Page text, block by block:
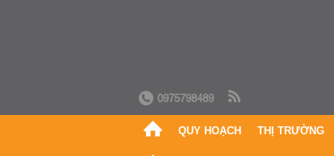
0975798489
QUY HOẠCH THỊ TRƯỜNG